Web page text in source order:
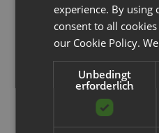
Palettenregal
experience. By using
consent to all
our Cookie Policy.
Unbedingt
erforderlich